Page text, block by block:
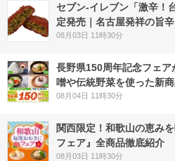
セブン-イレブン「激辛！
定発売｜名古屋発祥の旨
08月03日 11時30分
長野県150周年記念フェ
噌や伝統野菜を使った新
08月04日 11時30分
関西限定！和歌山の恵み
フェア』全商品徹底紹介
08月03日 11時30分